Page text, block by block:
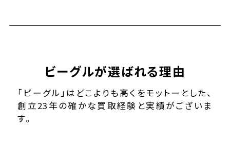
ビーグルが選ばれる理由
「ビーグル」はどこよりも高くをモットーとした、
創立23年の確かな買取経験と実績がございま
す。